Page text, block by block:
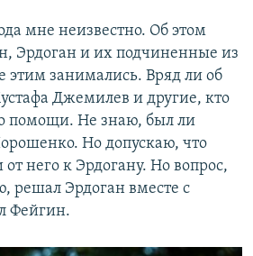
мне неизвестно. Об этом
Эрдоган и их подчиненные из
этим занимались. Вряд ли об
Джемилев и другие, кто
помощи. Не знаю, был ли
Но допускаю, что
от него к Эрдогану. Но вопрос,
решал Эрдоган вместе с
Фейгин.